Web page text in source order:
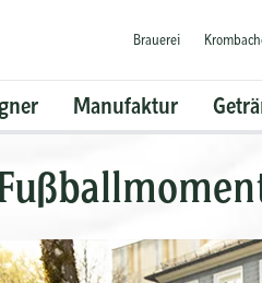
Brauerei
Manufaktur